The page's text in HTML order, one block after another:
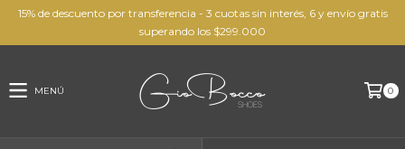
15% de descuento por transferencia - 3 cuotas sin interés, 6 y envío gratis
superando los $299.000
MENÚ 0